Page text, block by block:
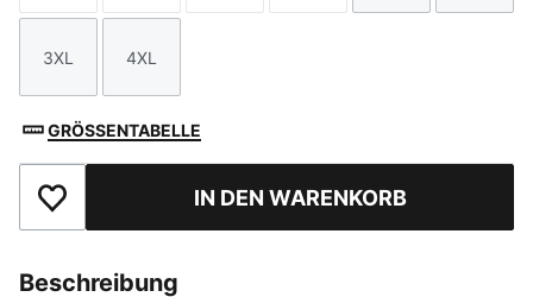
Größe
3XL
Größe
4XL
GRÖSSENTABELLE
Zu Favoriten hinzufügenIN DEN WARENKORB
Beschreibung